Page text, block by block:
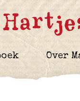
Over